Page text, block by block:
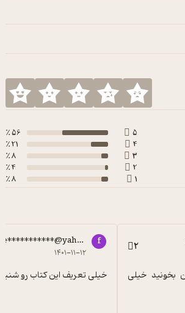
5
56 ٪
4
21 ٪
3
8 ٪
2
4 ٪
1
8 ٪
2
f
fae***********@yahoo.com
۱۴۰۱-۱۱-۱۲
خیلی تعریف این کتاب رو شنیدم